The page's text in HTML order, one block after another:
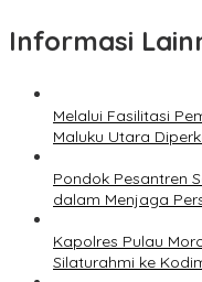
Informasi
Melalui Fasilitasi
Maluku Utara
Pondok Pesantren
dalam Menjaga
Kapolres Pulau
Silaturahmi ke